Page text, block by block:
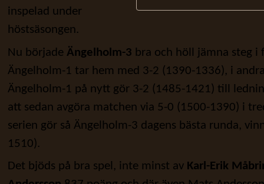
inspelad under
höstsäsongen.
Nu började Ängelholm-3 bra och höll jämna steg i
Ängelholm-1 tar hem med 3-2 (1390-1336), i
Ängelholm-1 på nytt gör 3-2 (1485-1421) till
att sedan avgöra matchen via 5-0 (1500-1390) i
serien gör så Ängelholm-3 dagens bästa runda,
1510).
Det bjöds på bra spel, inte minst av Karl-Erik